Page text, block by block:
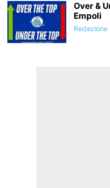
Over &
Empoli
Redazione